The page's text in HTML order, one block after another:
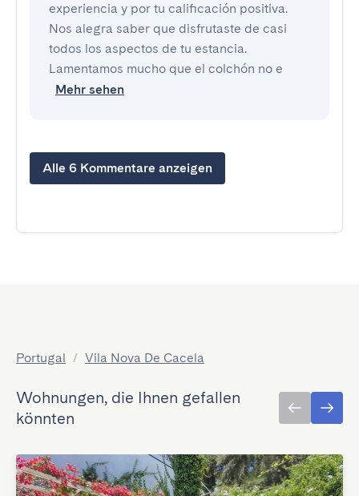
experiencia y por tu calificación positiva.
Nos alegra saber que disfrutaste de casi
todos los aspectos de tu estancia.
Lamentamos mucho que el colchón no e
Mehr sehen
Alle 6 Kommentare anzeigen
Portugal / Vila Nova De Cacela
Wohnungen, die Ihnen gefallen
könnten